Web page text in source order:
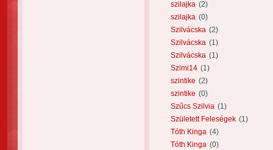
szilajka (2)
szilajka (0)
Szilvácska (2)
Szilvácska (1)
Szilvácska (1)
Szimi14 (1)
szintike (2)
szintike (0)
Szűcs Szilvia (1)
Született Feleségek (1)
Tóth Kinga (4)
Tóth Kinga (0)